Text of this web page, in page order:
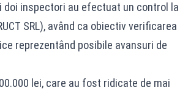
doi inspectori au efectuat un control la
SRL), având ca obiectiv verificarea
reprezentând posibile avansuri de
lei, care au fost ridicate de mai